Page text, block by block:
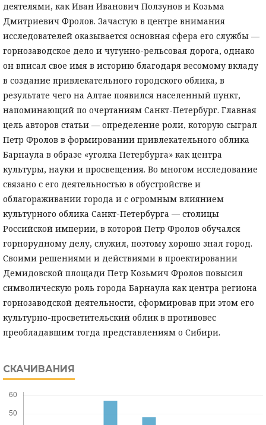
деятелями, как Иван Иванович Ползунов и Козьма
Дмитриевич Фролов. Зачастую в центре внимания
исследователей оказывается основная сфера его службы —
горнозаводское дело и чугунно-рельсовая дорога, однако
он вписал свое имя в историю благодаря весомому вкладу
в создание привлекательного городского облика, в
результате чего на Алтае появился населенный пункт,
напоминающий по очертаниям Санкт-Петербург. Главная
цель авторов статьи — определение роли, которую сыграл
Петр Фролов в формировании привлекательного облика
Барнаула в образе «уголка Петербурга» как центра
культуры, науки и просвещения. Во многом исследование
связано с его деятельностью в обустройстве и
облагораживании города и с огромным влиянием
культурного облика Санкт-Петербурга — столицы
Российской империи, в которой Петр Фролов обучался
горнорудному делу, служил, поэтому хорошо знал город.
Своими решениями и действиями в проектировании
Демидовской площади Петр Козьмич Фролов повысил
символическую роль города Барнаула как центра региона
горнозаводской деятельности, сформировав при этом его
культурно-просветительский облик в противовес
преобладавшим тогда представлениям о Сибири.
СКАЧИВАНИЯ